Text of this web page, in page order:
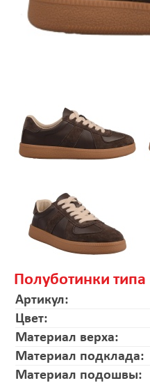
Полуботинки
Артикул:
Цвет:
Материал верха:
Материал подклада:
Материал подошвы: